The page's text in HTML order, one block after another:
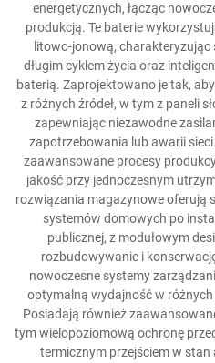
energetycznych, łącząc
produkcją. Te baterie
litowo-jonową, charakteryzując
długim cyklem życia oraz
baterią. Zaprojektowano je tak,
z różnych źródeł, w tym z paneli
zapewniając niezawodne
zapotrzebowania lub awarii
zaawansowane procesy
jakość przy jednoczesnym
rozwiązania magazynowe oferują
systemów domowych po
publicznej, z modułowym
rozbudowywanie i
nowoczesne systemy
optymalną wydajność w
Posiadają również
tym wielopoziomową ochronę
termicznym przejściem w